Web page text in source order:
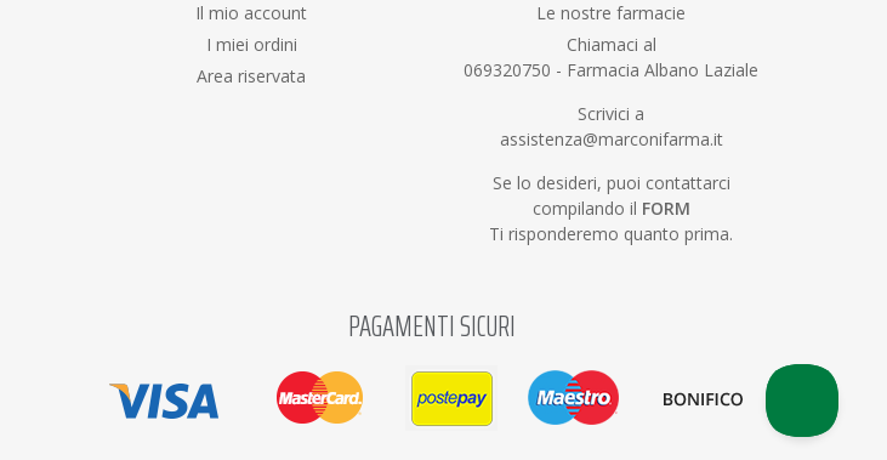
Il mio account
I miei ordini
Area riservata
Le nostre farmacie
Chiamaci al
069320750 - Farmacia Albano Laziale
Scrivici a
assistenza@marconifarma.it
Se lo desideri, puoi contattarci
compilando il FORM
Ti risponderemo quanto prima.
PAGAMENTI SICURI